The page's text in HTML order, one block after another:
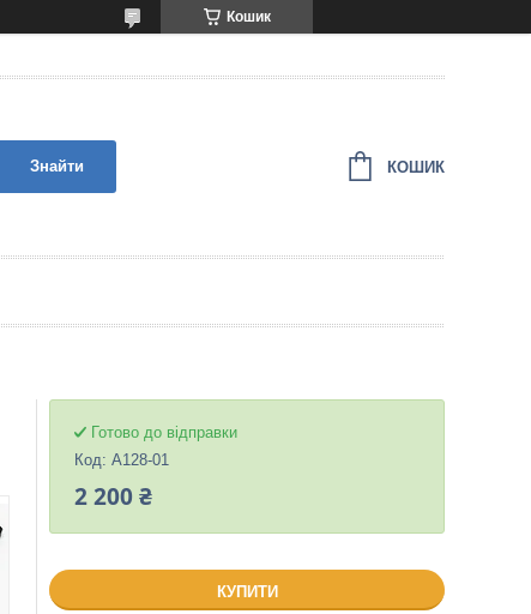
Кошик
Знайти КОШИК
Готово до відправки
Код: A128-01
2 200 ₴
КУПИТИ